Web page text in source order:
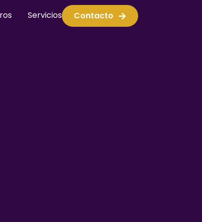
Servicios Contacto